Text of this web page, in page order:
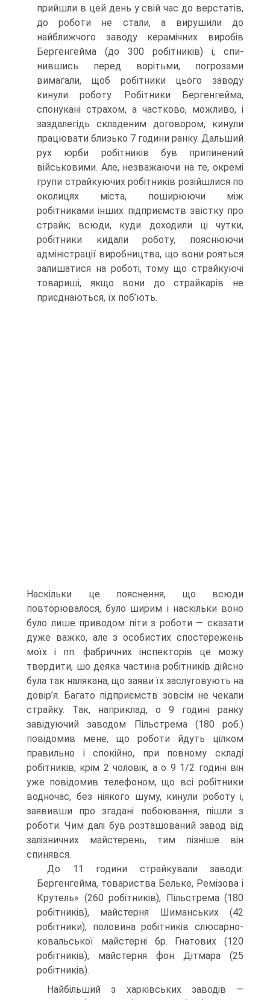
прийшли в цей день у свій час до верстатів,
до роботи не стали, а вирушили до
найближчого заводу керамічних виробів
Бергенгейма (до 300 робітників) і, спи­
нившись перед ворітьми, погрозами
вимагали, щоб робітники цього заводу
кинули роботу. Робітники Бергенгейма,
спонукані страхом, а частково, можливо, і
заздалегідь складеним договором, кинули
працювати близько 7 години ранку. Дальший
рух юрби робітників був припинений
військовими. Але, незважаючи на те, окремі
групи страйкуючих робітників розійшлися по
околицях міста, поширюючи між
робітниками інших підприємств звістку про
страйк; всюди, куди доходили ці чутки,
робітники кидали роботу, пояснюючи
адмініст­рації виробництва, що вони рояться
залишатися на роботі, тому що страйкуючі
товариші, якщо вони до страйкарів не
приєднаються, їх поб’ють.
Наскільки це пояснення, що всюди
повторювалося, було ширим і наскільки воно
було лише приводом піти з роботи — сказати
дуже важко, але з особистих спостережень
моїх і пп. фабричних інспекторів це можу
твердити, шо деяка частина робітників дійсно
була так налякана, що заяви їх заслуговують на
довір’я. Багато підприємств зовсім не чекали
страйку. Так, наприклад, о 9 годині ранку
завідуючий заводом Пільстрема (180 роб.)
повідомив мене, що роботи йдуть цілком
правильно і спокійно, при повному складі
робітників, крім 2 чоловік, а о 9 1/2 годині він
уже повідомив телефоном, що всі робітники
водночас, без ніякого шуму, кинули роботу і,
заявивши про згадані побоювання, пішли з
роботи. Чим далі був розташований завод від
залізничних майстерень, тим пізніше він
спинявся.
До 11 години страйкували заводи:
Бергенгейма, товариства Бель­ке, Ремізова і
Крутель» (260 робітників), Пільстрема (180
робіт­ників), майстерня Шиманських (42
робітники), половина робітників слюсарно-
ковальської майстерні бр. Гнатових (120
робітників), май­стерня фон Дітмара (25
робітників).
Найбільший з харківських заводів —